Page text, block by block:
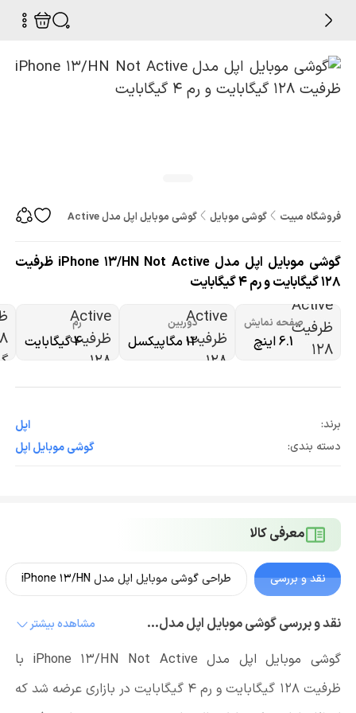
فروشگاه مبیت گوشی موبایل گوشی موبایل اپل مدل iPhone 13/HN Not Active ظرفیت 128 گیگابایت و رم 4 گیگابایت
گوشی موبایل اپل مدل iPhone 13/HN Not Active ظرفیت
128 گیگابایت و رم 4 گیگابایت
صفحه نمایش
6.1 اینچ
دوربین
12 مگاپیکسل
رم
4 گیگابایت
برند:
اپل
دسته بندی:
گوشی موبایل اپل
معرفی کالا
نقد و بررسی طراحی گوشی موبایل اپل مدل iPhone 13/HN
نقد و بررسی گوشی موبایل اپل مدل iPhone 13/HN با ظرفیت 128 گیگابایت و رم 4 گیگابایت مشاهده بیشتر
گوشی موبایل اپل مدل iPhone 13/HN Not Active با
ظرفیت 128 گیگابایت و رم 4 گیگابایت در بازاری عرضه شد که